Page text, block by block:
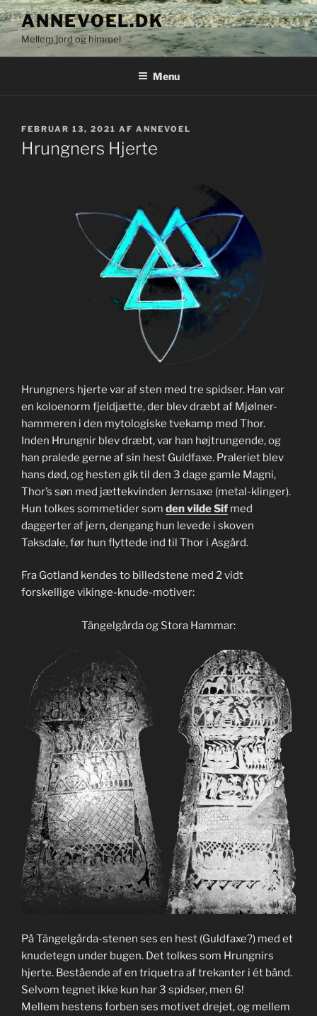
Videre
til
indhold
ANNEVOEL.DK
Mellem jord og himmel
Menu
UDGIVET
DEN
FEBRUAR 13, 2021 AF ANNEVOEL
Hrungners Hjerte
Hrungners hjerte var af sten med tre spidser. Han var
en koloenorm fjeldjætte, der blev dræbt af Mjølner-
hammeren i den mytologiske tvekamp med Thor.
Inden Hrungnir blev dræbt, var han højtrungende, og
han pralede gerne af sin hest Guldfaxe. Praleriet blev
hans død, og hesten gik til den 3 dage gamle Magni,
Thor’s søn med jættekvinden Jernsaxe (metal-klinger).
Hun tolkes sommetider som den vilde Sif med
daggerter af jern, dengang hun levede i skoven
Taksdale, før hun flyttede ind til Thor i Asgård.
Fra Gotland kendes to billedstene med 2 vidt
forskellige vikinge-knude-motiver:
Tängelgårda og Stora Hammar:
På Tängelgårda-stenen ses en hest (Guldfaxe?) med et
knudetegn under bugen. Det tolkes som Hrungnirs
hjerte. Bestående af en triquetra af trekanter i ét bånd.
Selvom tegnet ikke kun har 3 spidser, men 6!
Mellem hestens forben ses motivet drejet, og mellem